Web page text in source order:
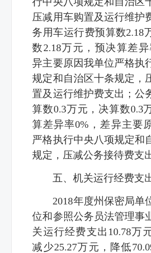
压减用车购置及运行维护
务用车运行费预算数2.18
数2.18万元，预决算差
异主要原因我单位严格执
规定和自治区十条规定，
置及运行维护费支出；公
算数0.3万元，决算数0.3
算差异率0%，差异主要
严格执行中央八项规定和
规定，压减公务接待费支
五、机关运行经费支
2018年度州保密局单
位和参照公务员法管理事
关运行经费支出10.78万
减少25.27万元，降低